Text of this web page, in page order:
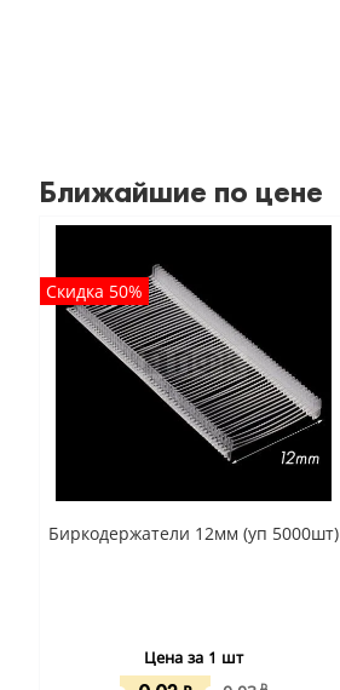
Ближайшие по цене
Скидка 50%
Биркодержатели 12мм (уп 5000шт)
Цена за 1 шт